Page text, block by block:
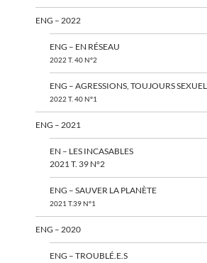
ENG – 2022
ENG – EN RÉSEAU
2022 T. 40 N°2
ENG – AGRESSIONS, TOUJOURS
2022 T. 40 N°1
ENG – 2021
EN – LES INCASABLES
2021 T. 39 N°2
ENG – SAUVER LA PLANÈTE
2021 T.39 N°1
ENG – 2020
ENG – TROUBLÉ.E.S